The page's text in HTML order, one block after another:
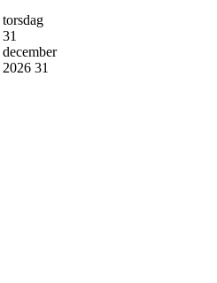
torsdag
31
december
2026 31